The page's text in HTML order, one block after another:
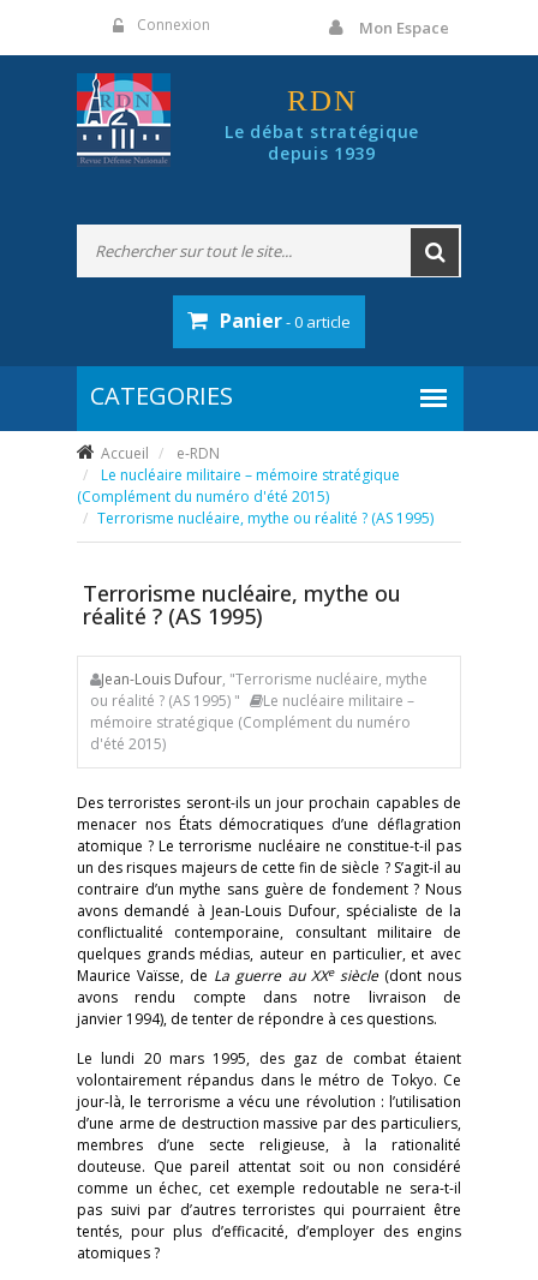
Connexion Mon Espace
RDN
Le débat stratégique
depuis 1939
Panier- 0 article
Accueil
e-RDN
Le nucléaire militaire – mémoire stratégique
(Complément du numéro d'été 2015)
Terrorisme nucléaire, mythe ou réalité ? (AS 1995)
Terrorisme nucléaire, mythe ou
réalité ? (AS 1995)
Jean-Louis Dufour, "Terrorisme nucléaire, mythe
ou réalité ? (AS 1995) "
Le nucléaire militaire –
mémoire stratégique (Complément du numéro
d'été 2015)
Des terroristes seront-ils un jour prochain capables de
menacer nos États démocratiques d’une déflagration
atomique ? Le terrorisme nucléaire ne constitue-t-il pas
un des risques majeurs de cette fin de siècle ? S’agit-il au
contraire d’un mythe sans guère de fondement ? Nous
avons demandé à Jean-Louis Dufour, spécialiste de la
conflictualité contemporaine, consultant militaire de
quelques grands médias, auteur en particulier, et avec
Maurice Vaïsse, de La guerre au XXesiècle(dont nous
avons rendu compte dans notre livraison de
janvier 1994), de tenter de répondre à ces questions.
Le lundi 20 mars 1995, des gaz de combat étaient
volontairement répandus dans le métro de Tokyo. Ce
jour-là, le terrorisme a vécu une révolution : l’utilisation
d’une arme de destruction massive par des particuliers,
membres d’une secte religieuse, à la rationalité
douteuse. Que pareil attentat soit ou non considéré
comme un échec, cet exemple redoutable ne sera-t-il
pas suivi par d’autres terroristes qui pourraient être
tentés, pour plus d’efficacité, d’employer des engins
atomiques ?